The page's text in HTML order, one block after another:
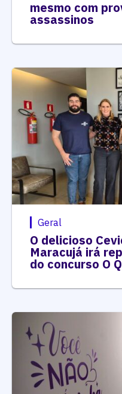
mesmo com
assassinos
Geral
O delicioso
Maracujá irá
do concurso O